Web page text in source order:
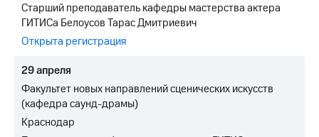
Старший преподаватель кафедры мастерства актера
ГИТИСа Белоусов Тарас Дмитриевич
Открыта регистрация
29 апреля
Факультет новых направлений сценических искусств
(кафедра саунд-драмы)
Краснодар